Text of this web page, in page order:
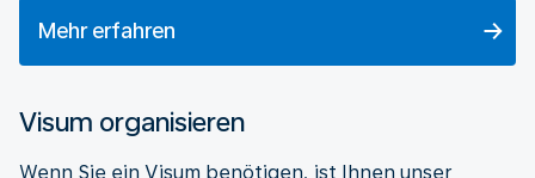
Mehr erfahren
Visum organisieren
Wenn Sie ein Visum benötigen, ist Ihnen unser